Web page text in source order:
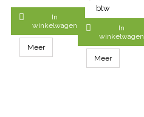
veehouderij.
Professionele
nationale en
internationale
klauwbekappers

In
winkelwagen
Meer
voor 10 klauw
Met de Blockit
klauwlijm en
mengtips kunt
u
klauwblokjes
btw

In
winkelwagen
Meer